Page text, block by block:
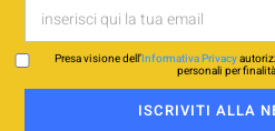
Presa visione dell’Informativa Privacy
personali per
ISCRIVITI ALLA